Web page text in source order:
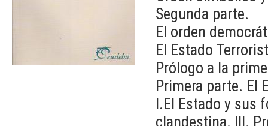
Segunda parte.
El orden
El Estado
Prólogo a la
Primera parte. El
I.El Estado y sus
clandestina. III.